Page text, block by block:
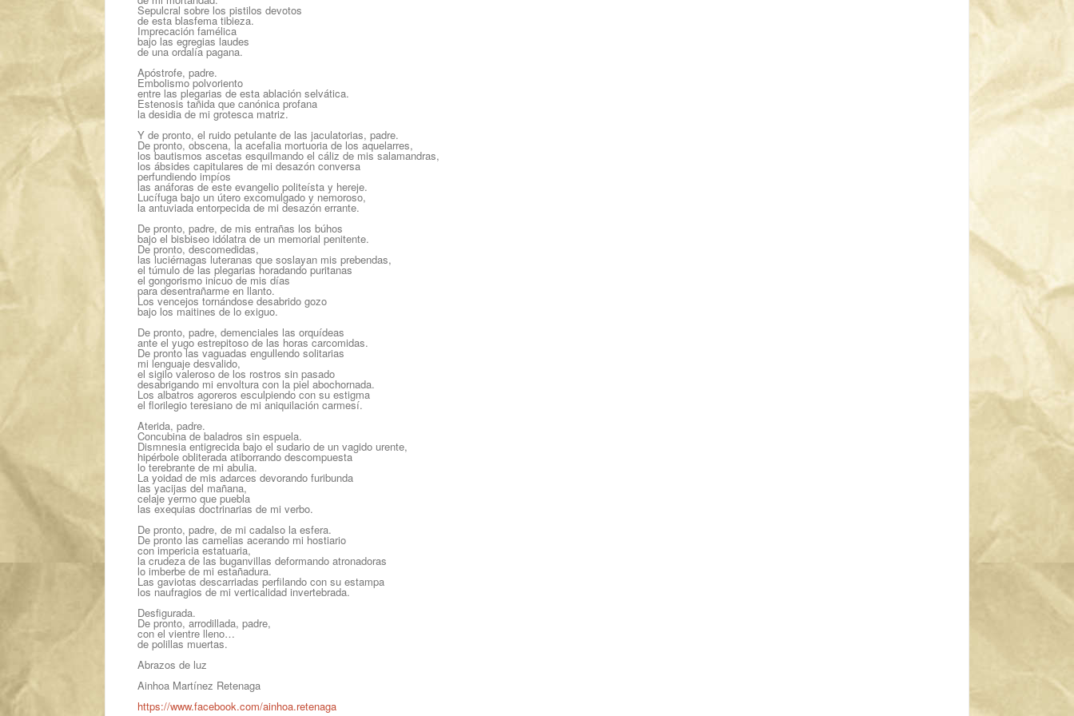
Sepulcral sobre los pistilos devotos
de esta blasfema tibieza.
Imprecación famélica
bajo las egregias laudes
de una ordalía pagana.
Apóstrofe, padre.
Embolismo polvoriento
entre las plegarias de esta ablación selvática.
Estenosis tañida que canónica profana
la desidia de mi grotesca matriz.
Y de pronto, el ruido petulante de las jaculatorias, padre.
De pronto, obscena, la acefalia mortuoria de los aquelarres,
los bautismos ascetas esquilmando el cáliz de mis salamandras,
los ábsides capitulares de mi desazón conversa
perfundiendo impíos
las anáforas de este evangelio politeísta y hereje.
Lucífuga bajo un útero excomulgado y nemoroso,
la antuviada entorpecida de mi desazón errante.
De pronto, padre, de mis entrañas los búhos
bajo el bisbiseo idólatra de un memorial penitente.
De pronto, descomedidas,
las luciérnagas luteranas que soslayan mis prebendas,
el túmulo de las plegarias horadando puritanas
el gongorismo inicuo de mis días
para desentrañarme en llanto.
Los vencejos tornándose desabrido gozo
bajo los maitines de lo exiguo.
De pronto, padre, demenciales las orquídeas
ante el yugo estrepitoso de las horas carcomidas.
De pronto las vaguadas engullendo solitarias
mi lenguaje desvalido,
el sigilo valeroso de los rostros sin pasado
desabrigando mi envoltura con la piel abochornada.
Los albatros agoreros esculpiendo con su estigma
el florilegio teresiano de mi aniquilación carmesí.
Aterida, padre.
Concubina de baladros sin espuela.
Dismnesia entigrecida bajo el sudario de un vagido urente,
hipérbole obliterada atiborrando descompuesta
lo terebrante de mi abulia.
La yoidad de mis adarces devorando furibunda
las yacijas del mañana,
celaje yermo que puebla
las exequias doctrinarias de mi verbo.
De pronto, padre, de mi cadalso la esfera.
De pronto las camelias acerando mi hostiario
con impericia estatuaria,
la crudeza de las buganvillas deformando atronadoras
lo imberbe de mi estañadura.
Las gaviotas descarriadas perfilando con su estampa
los naufragios de mi verticalidad invertebrada.
Desfigurada.
De pronto, arrodillada, padre,
con el vientre lleno…
de polillas muertas.
Abrazos de luz
Ainhoa Martínez Retenaga
https://www.facebook.com/ainhoa.retenaga